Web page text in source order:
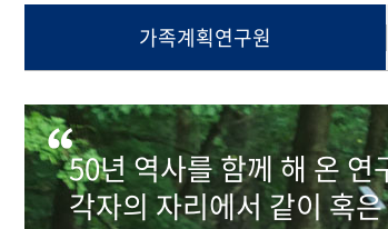
가족계획연구원
50년 역사를 함께 해 온 연
각자의 자리에서 같이 혹